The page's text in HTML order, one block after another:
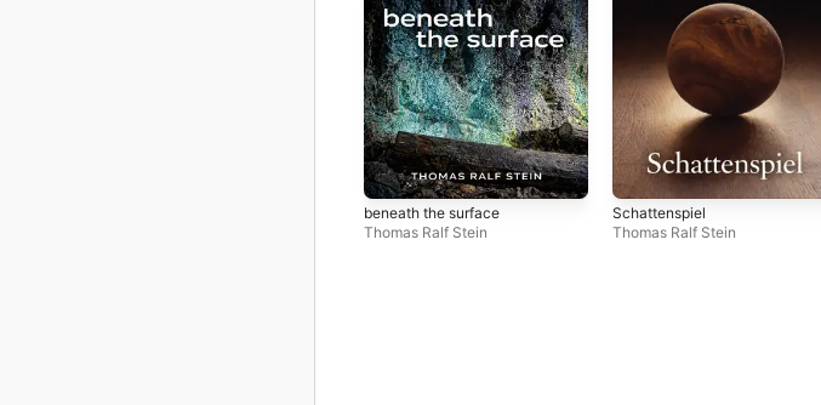
beneath the surface
Thomas Ralf Stein
Schattenspiel
Thomas Ralf Stein